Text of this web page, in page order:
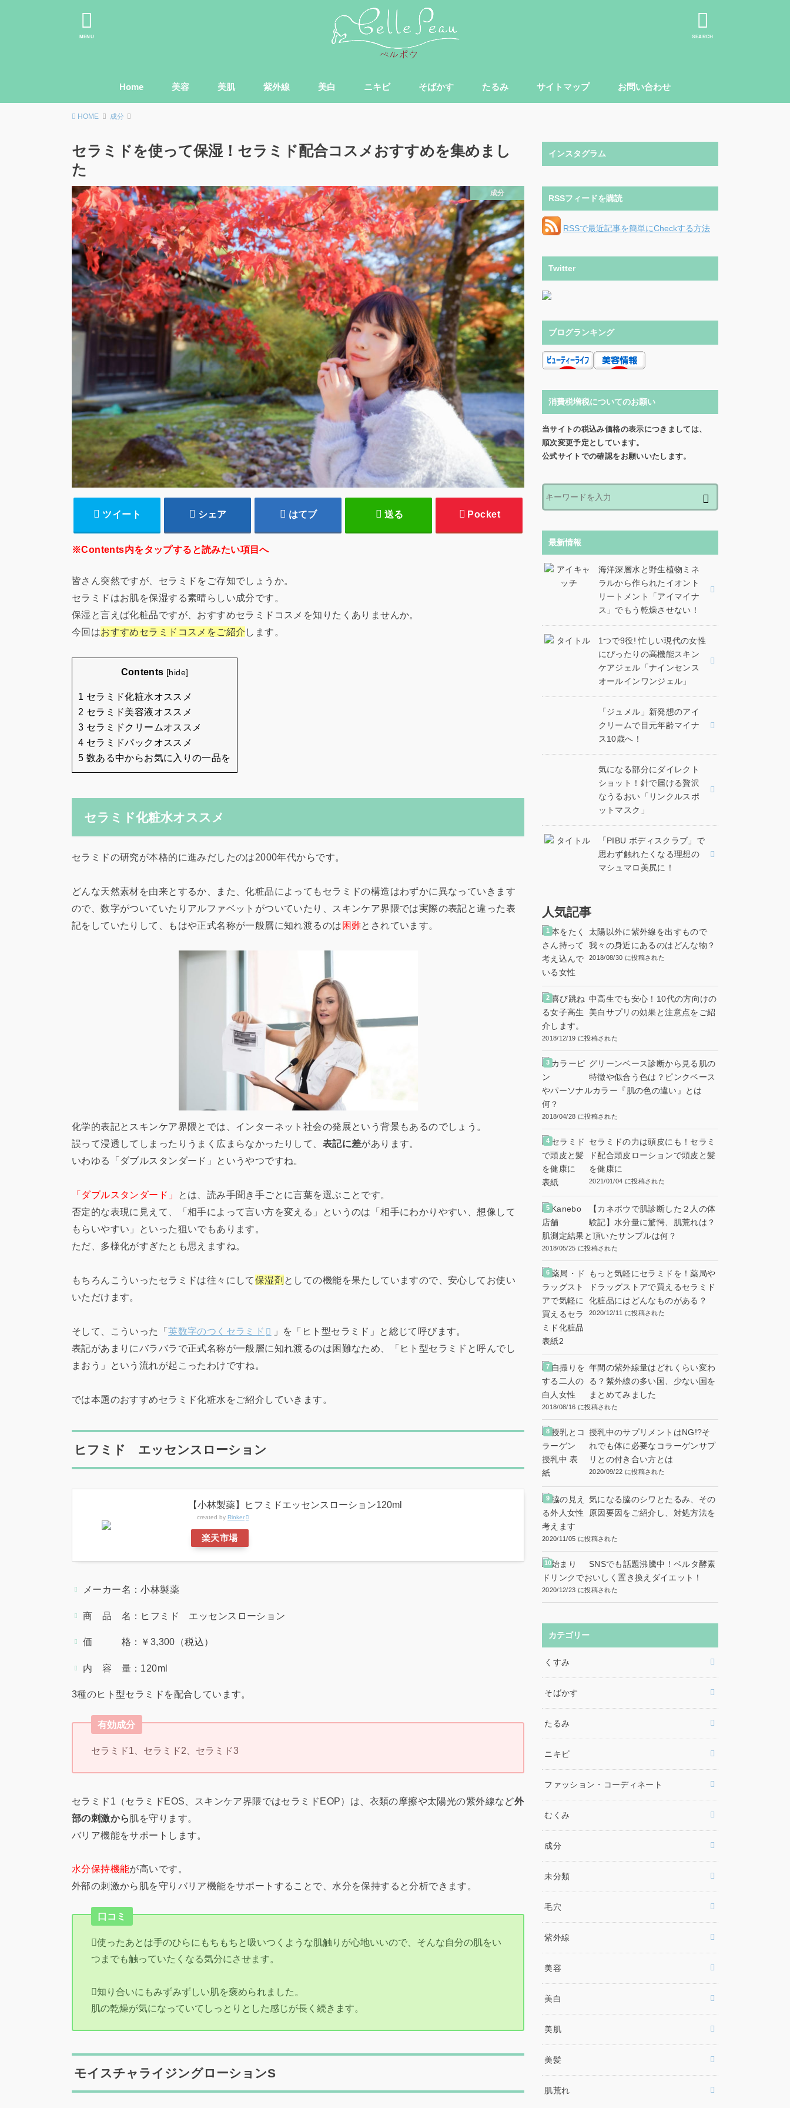
MENU SEARCH
Home 美容 美肌 紫外線 美白 ニキビ そばかす たるみ サイトマップ お問い合わせ
HOME 成分
セラミドを使って保湿！セラミド配合コスメおすすめを集めまし
た
成分
ツイート シェア はてブ 送る Pocket
※Contents内をタップすると読みたい項目へ
皆さん突然ですが、セラミドをご存知でしょうか。
セラミドはお肌を保湿する素晴らしい成分です。
保湿と言えば化粧品ですが、おすすめセラミドコスメを知りたくありませんか。
今回はおすすめセラミドコスメをご紹介 します。
Contents [hide]
1 セラミド化粧水オススメ
2 セラミド美容液オススメ
3 セラミドクリームオススメ
4 セラミドパックオススメ
5 数ある中からお気に入りの一品を
セラミド化粧水オススメ
セラミドの研究が本格的に進みだしたのは2000年代からです。
どんな天然素材を由来とするか、また、化粧品によってもセラミドの構造はわずかに異なっていきます
ので、数字がついていたりアルファベットがついていたり、スキンケア界隈では実際の表記と違った表
記をしていたりして、もはや正式名称が一般層に知れ渡るのは困難とされています。
化学的表記とスキンケア界隈とでは、インターネット社会の発展という背景もあるのでしょう。
誤って浸透してしまったりうまく広まらなかったりして、 表記に差があります。
いわゆる「ダブルスタンダード」というやつですね。
「ダブルスタンダード」
とは、読み手聞き手ごとに言葉を選ぶことです。
否定的な表現に見えて、「相手によって言い方を変える」というのは「相手にわかりやすい、想像して
もらいやすい」といった狙いでもあります。
ただ、多様化がすぎたとも思えますね。
もちろんこういったセラミドは往々にして保湿剤としての機能を果たしていますので、安心してお使い
いただけます。
そして、こういった「英数字のつくセラミド
」を「ヒト型セラミド」と総じて呼びます。
表記があまりにバラバラで正式名称が一般層に知れ渡るのは困難なため、「ヒト型セラミドと呼んでし
まおう」という流れが起こったわけですね。
では本題のおすすめセラミド化粧水をご紹介していきます。
ヒフミド エッセンスローション
【小林製薬】ヒフミドエッセンスローション120ml
created by Rinker
楽天市場
メーカー名：小林製薬
商 品 名：ヒフミド エッセンスローション
価 格：￥3,300（税込）
内 容 量：120ml
3種のヒト型セラミドを配合しています。
有効成分
セラミド1、セラミド2、セラミド3
セラミド1（セラミドEOS、スキンケア界隈ではセラミドEOP）は、衣類の摩擦や太陽光の紫外線など外
部の刺激から 肌を守ります。
バリア機能をサポートします。
水分保持機能が高いです。
外部の刺激から肌を守りバリア機能をサポートすることで、水分を保持すると分析できます。
口コミ
使ったあとは手のひらにもちもちと吸いつくような肌触りが心地いいので、そんな自分の肌をい
つまでも触っていたくなる気分にさせます。
知り合いにもみずみずしい肌を褒められました。
肌の乾燥が気になっていてしっとりとした感じが長く続きます。
モイスチャライジングローションS
インスタグラム
RSSフィードを購読
RSSで最近記事を簡単にCheckする方法
Twitter
ブログランキング
消費税増税についてのお願い
当サイトの税込み価格の表示につきましては、
順次変更予定としています。
公式サイトでの確認をお願いいたします。
最新情報
海洋深層水と野生植物ミネ
ラルから作られたイオント
リートメント「アイマイナ
ス」でもう乾燥させない！
1つで9役! 忙しい現代の女性
にぴったりの高機能スキン
ケアジェル「ナインセンス
オールインワンジェル」
「ジュメル」新発想のアイ
クリームで目元年齢マイナ
ス10歳へ！
気になる部分にダイレクト
ショット！針で届ける贅沢
なうるおい「リンクルスポ
ットマスク」
「PIBU ボディスクラブ」で
思わず触れたくなる理想の
マシュマロ美尻に！
人気記事
太陽以外に紫外線を出すもので
我々の身近にあるのはどんな物？
2018/08/30 に投稿された
中高生でも安心！10代の方向けの
美白サプリの効果と注意点をご紹
介します。
2018/12/19 に投稿された
グリーンベース診断から見る肌の
特徴や似合う色は？ピンクベース
やパーソナルカラー『肌の色の違い』とは
何？
2018/04/28 に投稿された
セラミドの力は頭皮にも！セラミ
ド配合頭皮ローションで頭皮と髪
を健康に
2021/01/04 に投稿された
【カネボウで肌診断した２人の体
験記】水分量に驚愕、肌荒れは？
肌測定結果と頂いたサンプルは何？
2018/05/25 に投稿された
もっと気軽にセラミドを！薬局や
ドラッグストアで買えるセラミド
化粧品にはどんなものがある？
2020/12/11 に投稿された
年間の紫外線量はどれくらい変わ
る？紫外線の多い国、少ない国を
まとめてみました
2018/08/16 に投稿された
授乳中のサプリメントはNG!?そ
れでも体に必要なコラーゲンサプ
リとの付き合い方とは
2020/09/22 に投稿された
気になる脇のシワとたるみ、その
原因要因をご紹介し、対処方法を
考えます
2020/11/05 に投稿された
SNSでも話題沸騰中！ベルタ酵素
ドリンクでおいしく置き換えダイエット！
2020/12/23 に投稿された
カテゴリー
くすみ
そばかす
たるみ
ニキビ
ファッション・コーディネート
むくみ
成分
未分類
毛穴
紫外線
美容
美白
美肌
美髪
肌荒れ